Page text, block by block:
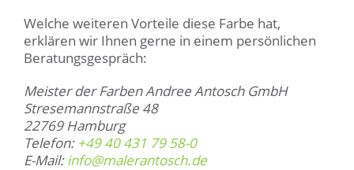
Welche weiteren Vorteile diese Farbe hat,
erklären wir Ihnen gerne in einem persönlichen
Beratungsgespräch:
Meister der Farben Andree Antosch GmbH
Stresemannstraße 48
22769 Hamburg
Telefon: +49 40 431 79 58-0
E-Mail:info@malerantosch.de